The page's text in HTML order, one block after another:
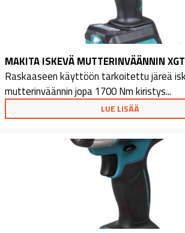
MAKITA ISKEVÄ MUTTERINVÄÄNNIN
Raskaaseen käyttöön tarkoitettu järeä
mutterinväännin jopa 1700 Nm kiristys...
LUE LISÄÄ